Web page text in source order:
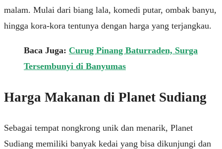
malam. Mulai dari biang lala, komedi putar, ombak banyu,
hingga kora-kora tentunya dengan harga yang terjangkau.
Baca Juga: Curug Pinang Baturraden, Surga
Tersembunyi di Banyumas
Harga Makanan di Planet Sudiang
Sebagai tempat nongkrong unik dan menarik, Planet
Sudiang memiliki banyak kedai yang bisa dikunjungi dan